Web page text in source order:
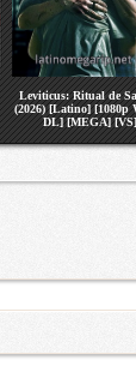
Leviticus: Ritual de
(2026) [Latino] [1080p
DL] [MEGA] [VS]